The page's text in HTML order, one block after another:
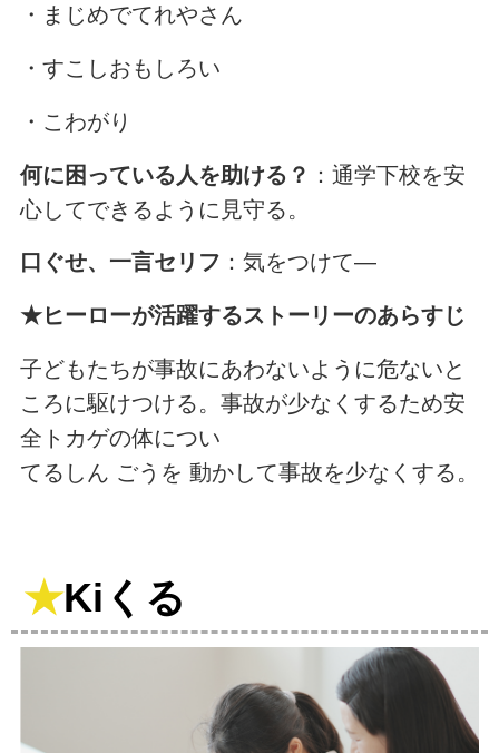
・まじめでてれやさん
・すこしおもしろい
・こわがり
何に困っている人を助ける？ ：通学下校を安
心してできるように見守る。
口ぐせ、一言セリフ ：気をつけて―
★ヒーローが活躍するストーリーのあらすじ
子どもたちが事故にあわないように危ないと
ころに駆けつける。事故が少なくするため安
全トカゲの体につい
てるしん ごうを 動かして事故を少なくする。
★Kiくる